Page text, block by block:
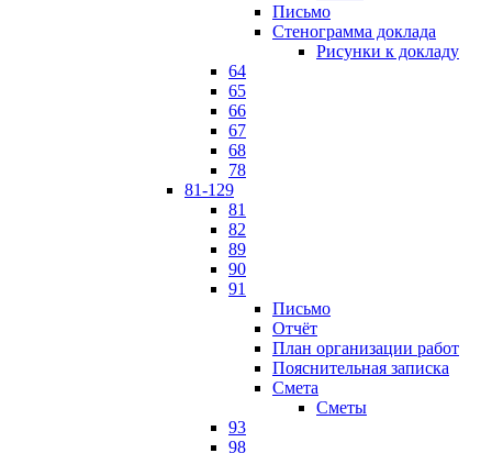
Письмо
Стенограмма доклада
Рисунки к докладу
64
65
66
67
68
78
81-129
81
82
89
90
91
Письмо
Отчёт
План организации работ
Пояснительная записка
Смета
Сметы
93
98